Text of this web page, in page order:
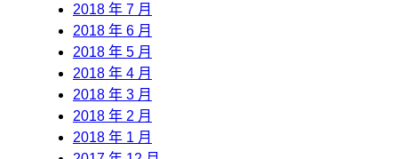
2018 年 7 月
2018 年 6 月
2018 年 5 月
2018 年 4 月
2018 年 3 月
2018 年 2 月
2018 年 1 月